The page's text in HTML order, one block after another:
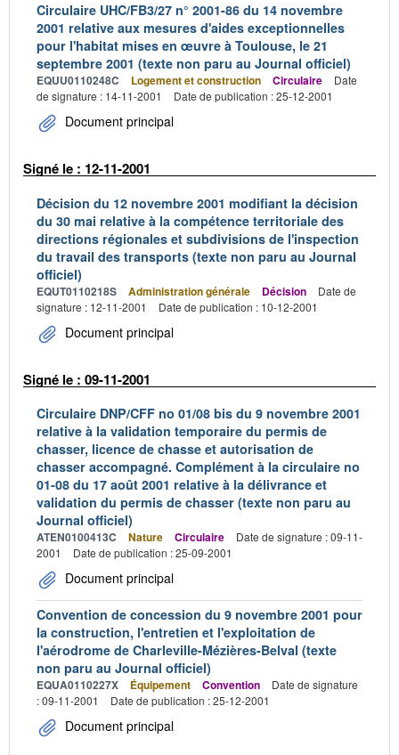
Circulaire UHC/FB3/27 n° 2001-86 du 14 novembre
2001 relative aux mesures d'aides exceptionnelles
pour l'habitat mises en œuvre à Toulouse, le 21
septembre 2001 (texte non paru au Journal officiel)
EQUU0110248C Logement et construction Circulaire
Date
de signature : 14-11-2001
Date de publication : 25-12-2001
Document principal
Signé le : 12-11-2001
Décision du 12 novembre 2001 modifiant la décision
du 30 mai relative à la compétence territoriale des
directions régionales et subdivisions de l'inspection
du travail des transports (texte non paru au Journal
officiel)
EQUT0110218S Administration générale Décision
Date de
signature : 12-11-2001
Date de publication : 10-12-2001
Document principal
Signé le : 09-11-2001
Circulaire DNP/CFF no 01/08 bis du 9 novembre 2001
relative à la validation temporaire du permis de
chasser, licence de chasse et autorisation de
chasser accompagné. Complément à la circulaire no
01-08 du 17 août 2001 relative à la délivrance et
validation du permis de chasser (texte non paru au
Journal officiel)
ATEN0100413C Nature Circulaire
Date de signature : 09-11-
2001
Date de publication : 25-09-2001
Document principal
Convention de concession du 9 novembre 2001 pour
la construction, l'entretien et l'exploitation de
l'aérodrome de Charleville-Mézières-Belval (texte
non paru au Journal officiel)
EQUA0110227X Équipement Convention
Date de signature
: 09-11-2001
Date de publication : 25-12-2001
Document principal